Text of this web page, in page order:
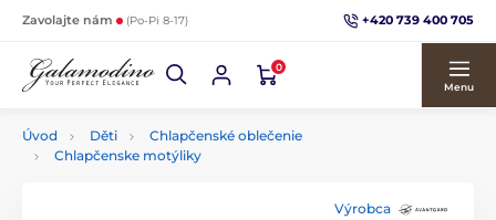
Zavolajte nám (Po-Pi 8-17) +420 739 400 705
0
Menu
Úvod Děti
Chlapčenské oblečenie
Chlapčenske motýliky
Výrobca